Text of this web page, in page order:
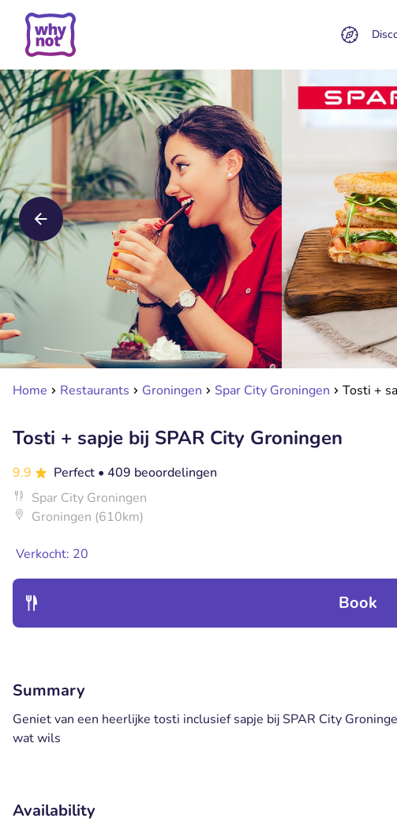
Home Restaurants Groningen Spar City Groningen Tosti +
Tosti + sapje bij SPAR City Groningen
9.9 Perfect • 409 beoordelingen
Spar City Groningen
Groningen (610km)
Verkocht: 20
Book
Summary
Geniet van een heerlijke tosti inclusief sapje bij SPAR City
wat wils
Availability